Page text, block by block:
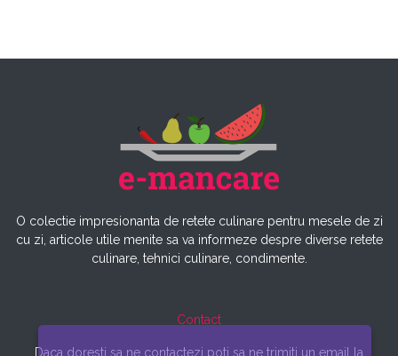
O colectie impresionanta de retete culinare pentru mesele de zi
cu zi, articole utile menite sa va informeze despre diverse retete
culinare, tehnici culinare, condimente.
Contact
Daca doresti sa ne contactezi poti sa ne trimiti un email la